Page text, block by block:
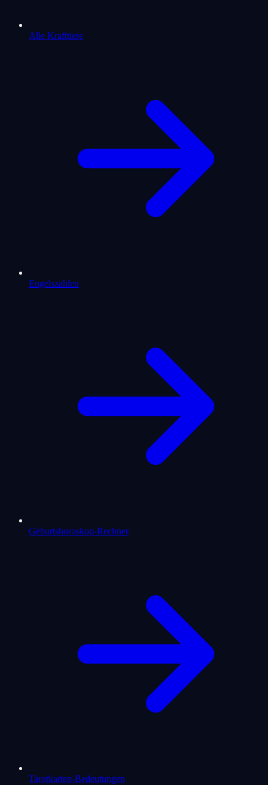
Alle Krafttiere
Engelszahlen
Geburtshoroskop-Rechner
Tarotkarten-Bedeutungen